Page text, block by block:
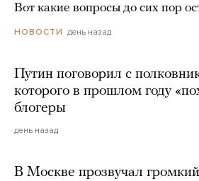
Вот какие вопросы до сих пор
НОВОСТИ день назад
Путин поговорил с
которого в прошлом году
блогеры
день назад
В Москве прозвучал